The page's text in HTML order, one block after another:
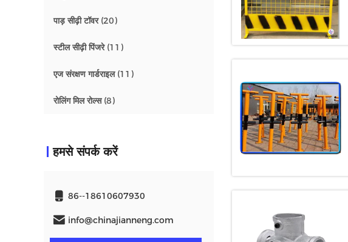
पाड़ सीढ़ी टॉवर(20)
स्टील सीढ़ी पिंजरे(11)
एज संरक्षण गार्डराइल(11)
रोलिंग मिल रोल्स(8)
हमसे संपर्क करें
86--18610607930
info@chinajianneng.com